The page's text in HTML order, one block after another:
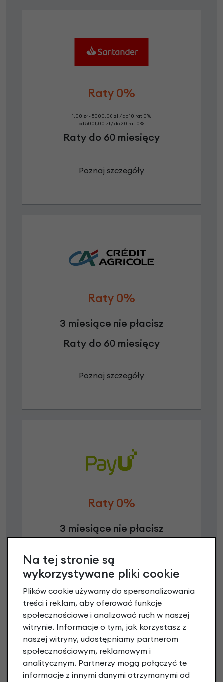
Raty 0%
1,00 zł - 5000,00 zł / do 10 rat 0%
od 5001,00 zł / do 20 rat 0%
Raty do 60 miesięcy
Poznaj szczegóły
Raty 0%
3 miesiące nie płacisz
Raty do 60 miesięcy
Poznaj szczegóły
Raty 0%
3 miesiące nie płacisz
Poznaj szczegóły
Niniejsza propozycja nie stanowi oferty w rozumieniu art.
66 Kodeksu Cywilnego. Ostateczna decyzja o warunkach
i przyznaniu kredytu zostanie podjęta po ocenie
zdolności kredytowej.
Na tej stronie są
wykorzystywane pliki cookie
Plików cookie używamy do spersonalizowania
treści i reklam, aby oferować funkcje
społecznościowe i analizować ruch w naszej
witrynie. Informacje o tym, jak korzystasz z
naszej witryny, udostępniamy partnerom
społecznościowym, reklamowym i
analitycznym. Partnerzy mogą połączyć te
informacje z innymi danymi otrzymanymi od